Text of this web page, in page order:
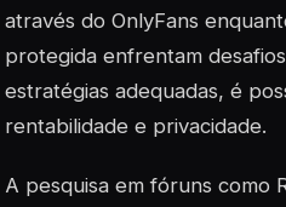
através do OnlyFans
protegida enfrentam
estratégias adequadas, é
rentabilidade e privacidade.
A pesquisa em fóruns como